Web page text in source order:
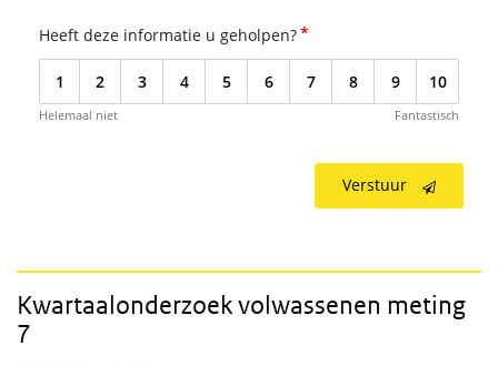
Heeft deze informatie u geholpen?*
1 2 3 4 5 6 7 8 9 10
Helemaal niet Fantastisch
Verstuur
Kwartaalonderzoek volwassenen meting
7